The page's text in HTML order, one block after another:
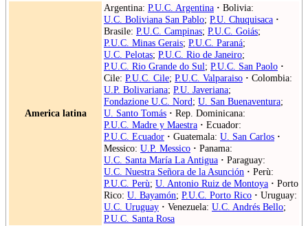
America latina
Argentina: P.U.C. Argentina · Bolivia:
U.C. Boliviana San Pablo; P.U. Chuquisaca ·
Brasile: P.U.C. Campinas; P.U.C. Goiás;
P.U.C. Minas Gerais; P.U.C. Paraná;
U.C. Pelotas; P.U.C. Rio de Janeiro;
P.U.C. Rio Grande do Sul; P.U.C. San Paolo ·
Cile: P.U.C. Cile; P.U.C. Valparaiso · Colombia:
U.P. Bolivariana; P.U. Javeriana;
Fondazione U.C. Nord; U. San Buenaventura;
U. Santo Tomás · Rep. Dominicana:
P.U.C. Madre y Maestra · Ecuador:
P.U.C. Ecuador · Guatemala: U. San Carlos ·
Messico: U.P. Messico · Panama:
U.C. Santa María La Antigua · Paraguay:
U.C. Nuestra Señora de la Asunción · Perù:
P.U.C. Perù; U. Antonio Ruiz de Montoya · Porto
Rico: U. Bayamón; P.U.C. Porto Rico · Uruguay:
U.C. Uruguay · Venezuela: U.C. Andrés Bello;
P.U.C. Santa Rosa